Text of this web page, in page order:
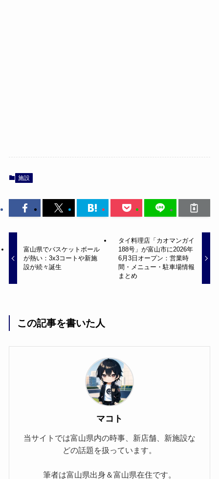
施設
富山県でバスケットボール
が熱い：3x3コートや新施
設が続々誕生
タイ料理店「カオマンガイ
188号」が富山市に2026年
6月3日オープン：営業時
間・メニュー・駐車場情報
まとめ
この記事を書いた人
マコト
当サイトでは富山県内の時事、新店舗、新施設な
どの話題を扱っています。
筆者は富山県出身＆富山県在住です。